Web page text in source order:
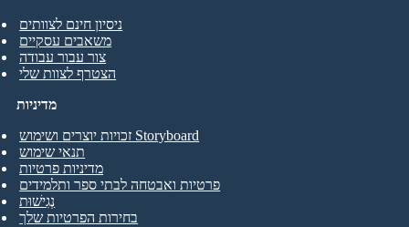
ניסיון חינם לצוותים
משאבים עסקיים
צור עבור עבודה
הצטרף לצוות שלי
מדיניות
זכויות יוצרים ושימוש Storyboard
תנאי שימוש
מדיניות פרטיות
פרטיות ואבטחה לבתי ספר ותלמידים
נְגִישׁוּת
בחירות הפרטיות שלך